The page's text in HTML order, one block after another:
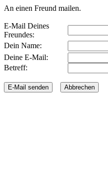
An einen Freund mailen.
E-Mail Deines
Freundes:
Dein Name:
Deine E-Mail:
Betreff: